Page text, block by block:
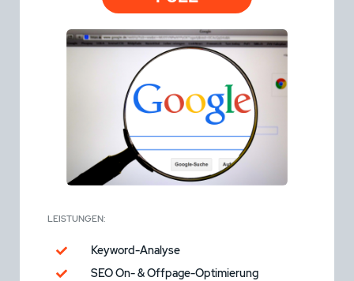
LEISTUNGEN:
Keyword-Analyse
SEO On- & Offpage-Optimierung